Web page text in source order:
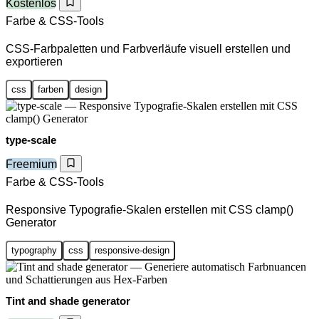
Kostenlos
Farbe & CSS-Tools
CSS-Farbpaletten und Farbverläufe visuell erstellen und
exportieren
css farben design
type-scale
Freemium
Farbe & CSS-Tools
Responsive Typografie-Skalen erstellen mit CSS clamp()
Generator
typography css responsive-design
Tint and shade generator